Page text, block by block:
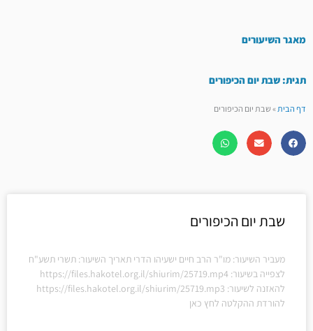
מאגר השיעורים
תגית: שבת יום הכיפורים
דף הבית»שבת יום הכיפורים
שבת יום הכיפורים
מעביר השיעור: מו"ר הרב חיים ישעיהו הדרי תאריך השיעור: תשרי תשע"ח
לצפייה בשיעור: https://files.hakotel.org.il/shiurim/25719.mp4
להאזנה לשיעור: https://files.hakotel.org.il/shiurim/25719.mp3
להורדת ההקלטה לחץ כאן